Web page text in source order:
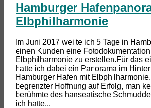
Hamburger
Elbphilharmonie
Im Juni 2017 weilte ich 5 Tage in
einen Kunden eine
Elbphilharmonie zu erstellen.Für das
hatte ich dabei ein Panorama im
Hamburger Hafen mit
begrenzter Hoffnung auf Erfolg, man
berühmte des hanseatische
ich hatte...